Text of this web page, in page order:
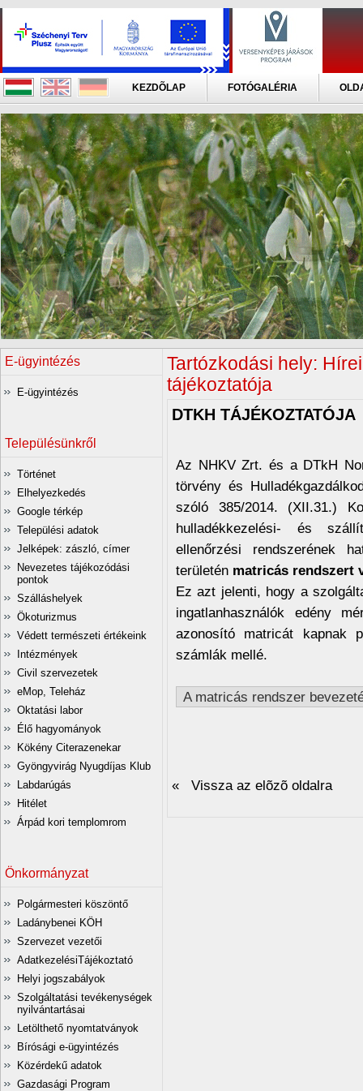
KEZDÕLAP FOTÓGALÉRIA
E-ügyintézés
E-ügyintézés
Településünkről
Történet
Elhelyezkedés
Google térkép
Települési adatok
Jelképek: zászló, címer
Nevezetes tájékozódási
pontok
Szálláshelyek
Ökoturizmus
Védett természeti értékeink
Intézmények
Civil szervezetek
eMop, Teleház
Oktatási labor
Élő hagyományok
Kökény Citerazenekar
Gyöngyvirág Nyugdíjas Klub
Labdarúgás
Hitélet
Árpád kori templomrom
Önkormányzat
Polgármesteri köszöntő
Ladánybenei KÖH
Szervezet vezetői
AdatkezelésiTájékoztató
Helyi jogszabályok
Szolgáltatási tevékenységek
nyilvántartásai
Letölthető nyomtatványok
Bírósági e-ügyintézés
Közérdekű adatok
Gazdasági Program
Tartózkodási hely:
tájékoztatója
DTKH TÁJÉKOZTATÓJA
Az NHKV Zrt. és a DTkH
törvény és
szóló 385/2014. (XII.31.)
hulladékkezelési- és
ellenőrzési rendszerének
területén matricás rendszert
Ez azt jelenti, hogy a
ingatlanhasználók edény
azonosító matricát kapnak
számlák mellé.
A matricás rendszer
« Vissza az elõzõ oldalra